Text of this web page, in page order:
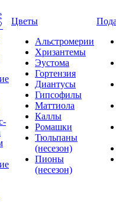
Цветы
Альстромерии
Хризантемы
Эустома
Гортензия
Диантусы
Гипсофилы
Маттиола
Каллы
Ромашки
Тюльпаны
(несезон)
Пионы
(несезон)